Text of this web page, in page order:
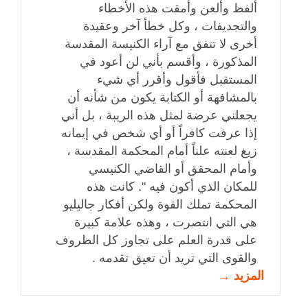
ألفظ وألعن وأمقت هذه الأخطاء
والتجديفات ، وكل خطأ آخر وعقيدة
أخرى لا تتفق مع آراء الكنيسة المقدسة
المذكورة ، وأقسم بأني لن أعود في
المستقبل فأقول وأقرر أي شيء
بالمشافهة أو الكتابة يكون من شأنه أن
يجعلني عرضة لمثل هذه الريبة ، بل أني
إذا عرفت كافراً أو أي شخص في إيمانه
زيغ لعنته علناً أمام المحكمة المقدسة ،
وأمام المحقق أو القاضي الكنيسي
للمكان الذي أكون فيه ". كانت هذه
المحكمة تملك القوة ولكن أفكار جاليليو
هي التي انتصرت ، وهذه علامة كبيرة
على قدرة العلم على تجاوز كل الظروف
والقوى التي تريد أن تعيق تقدمه .
المزيد →